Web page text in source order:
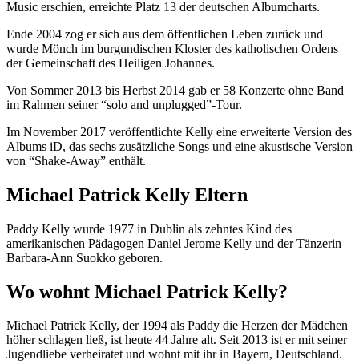
Music erschien, erreichte Platz 13 der deutschen Albumcharts.
Ende 2004 zog er sich aus dem öffentlichen Leben zurück und
wurde Mönch im burgundischen Kloster des katholischen Ordens
der Gemeinschaft des Heiligen Johannes.
Von Sommer 2013 bis Herbst 2014 gab er 58 Konzerte ohne Band
im Rahmen seiner “solo and unplugged”-Tour.
Im November 2017 veröffentlichte Kelly eine erweiterte Version des
Albums iD, das sechs zusätzliche Songs und eine akustische Version
von “Shake-Away” enthält.
Michael Patrick Kelly Eltern
Paddy Kelly wurde 1977 in Dublin als zehntes Kind des
amerikanischen Pädagogen Daniel Jerome Kelly und der Tänzerin
Barbara-Ann Suokko geboren.
Wo wohnt Michael Patrick Kelly?
Michael Patrick Kelly, der 1994 als Paddy die Herzen der Mädchen
höher schlagen ließ, ist heute 44 Jahre alt. Seit 2013 ist er mit seiner
Jugendliebe verheiratet und wohnt mit ihr in Bayern, Deutschland.